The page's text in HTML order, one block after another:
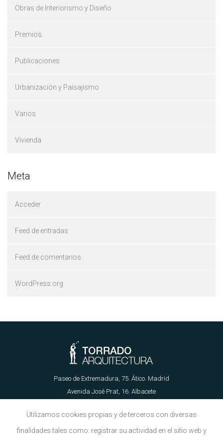
Obras de Interiorismo y Diseño
Premios
Publicaciones
Urbanización y Paisajismo
Varios
Vivienda
Meta
Acceder
Feed de entradas
Feed de comentarios
WordPress.org
Paseo de Extremadura, 75. Ático. Madrid
Avenida José Prat, 16. Albacete
Utilizamos cookies propias y de terceros con diversas
finalidades tales como: registrar su actividad en el sitio web y